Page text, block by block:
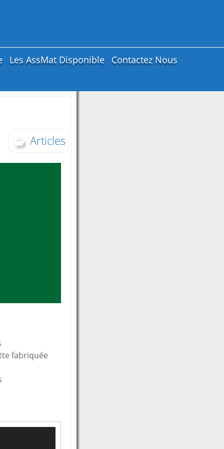
Les AssMat Disponible Contactez Nous
Articles
fabriquée